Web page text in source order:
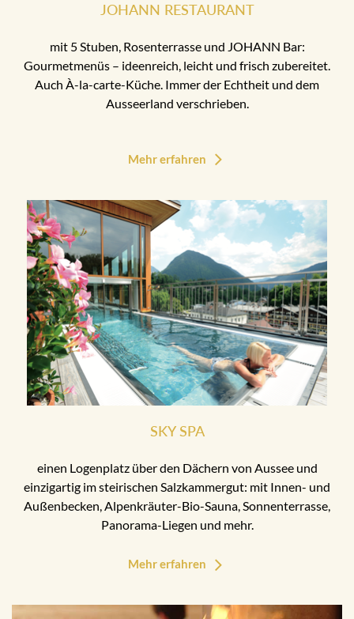
JOHANN RESTAURANT
mit 5 Stuben, Rosenterrasse und JOHANN Bar:
Gourmetmenüs – ideenreich, leicht und frisch zubereitet.
Auch À-la-carte-Küche. Immer der Echtheit und dem
Ausseerland verschrieben.
Mehr erfahren
SKY SPA
einen Logenplatz über den Dächern von Aussee und
einzigartig im steirischen Salzkammergut: mit Innen- und
Außenbecken, Alpenkräuter-Bio-Sauna, Sonnenterrasse,
Panorama-Liegen und mehr.
Mehr erfahren